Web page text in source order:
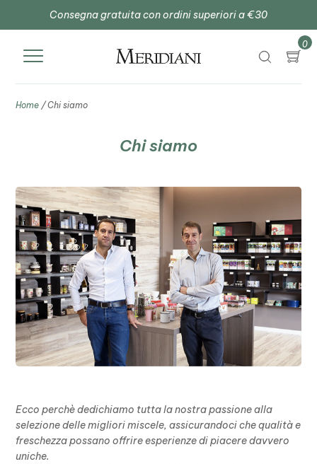
Consegna gratuita con ordini superiori a €30
0
Home / Chi siamo
Chi siamo
Ecco perchè dedichiamo tutta la nostra passione alla
selezione delle migliori miscele, assicurandoci che qualità e
freschezza possano offrire esperienze di piacere davvero
uniche.